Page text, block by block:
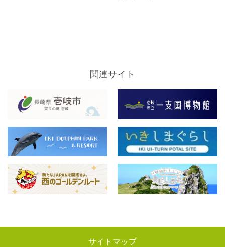
関連サイト
サイトマップ